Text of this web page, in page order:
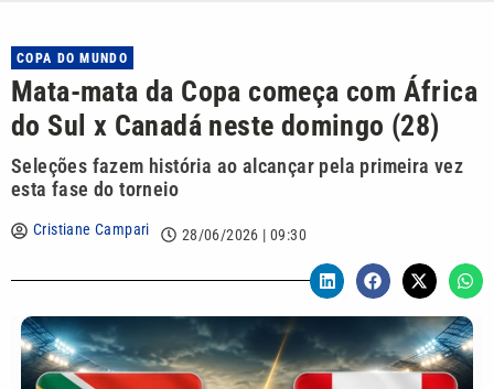
COPA DO MUNDO
Mata-mata da Copa começa com África
do Sul x Canadá neste domingo (28)
Seleções fazem história ao alcançar pela primeira vez
esta fase do torneio
Cristiane Campari 28/06/2026 | 09:30